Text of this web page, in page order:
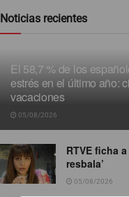
Noticias recientes
El 58,7 % de los
estrés en el último año:
vacaciones
05/08/2026
RTVE ficha
resbala’
05/08/2026